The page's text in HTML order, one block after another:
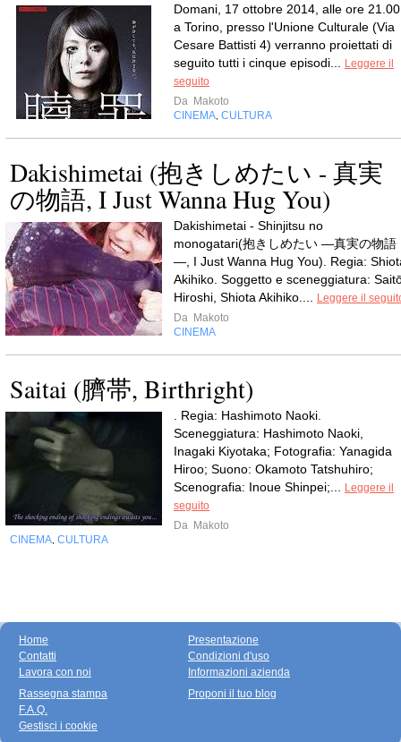
Domani, 17 ottobre 2014, alle ore
a Torino, presso l'Unione Culturale (Via
Cesare Battisti 4) verranno proiettati di
seguito tutti i cinque episodi...
Leggere il
seguito
Da Makoto
CINEMA CULTURA
Dakishimetai (抱きしめたい - 真実
の物語, I Just Wanna Hug You)
Dakishimetai - Shinjitsu no
monogatari(抱きしめたい ―真実の物語
―, I Just Wanna Hug You). Regia:
Akihiko. Soggetto e sceneggiatura:
Hiroshi, Shiota Akihiko....
Leggere il
Da Makoto
CINEMA
Saitai (臍帯, Birthright)
. Regia: Hashimoto Naoki.
Sceneggiatura: Hashimoto Naoki,
Inagaki Kiyotaka; Fotografia: Yanagida
Hiroo; Suono: Okamoto Tatshuhiro;
Scenografia: Inoue Shinpei;...
Leggere il
seguito
Da Makoto
CINEMA CULTURA
Home
Contatti
Lavora con noi
Presentazione
Condizioni d'uso
Informazioni azienda
Rassegna stampa
F.A.Q.
Gestisci i cookie
Proponi il tuo blog